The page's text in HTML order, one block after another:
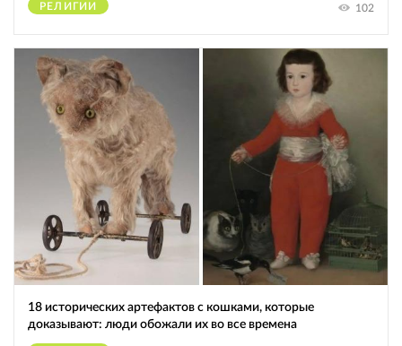
РЕЛИГИИ 102
18 исторических артефактов с кошками, которые
доказывают: люди обожали их во все времена